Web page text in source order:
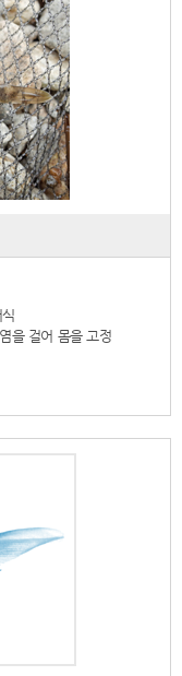
을 걸어 몸을 고정